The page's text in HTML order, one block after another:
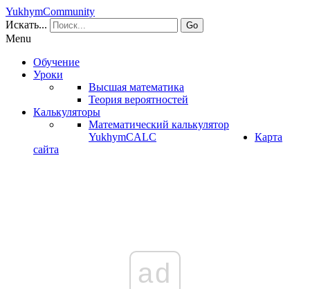
YukhymCommunity
Искать...
Go
Menu
Обучение
Уроки
Высшая математика
Теория вероятностей
Калькуляторы
Математический калькулятор
YukhymCALC
Карта
сайта
ad